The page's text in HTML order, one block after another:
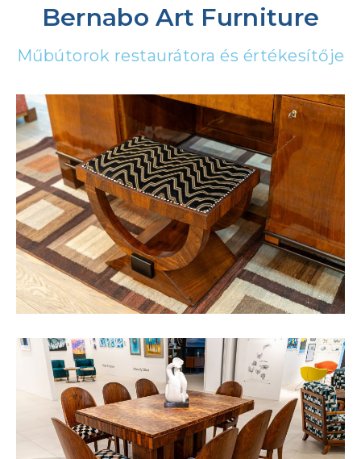
Bernabo Art Furniture
Műbútorok restaurátora és értékesítője